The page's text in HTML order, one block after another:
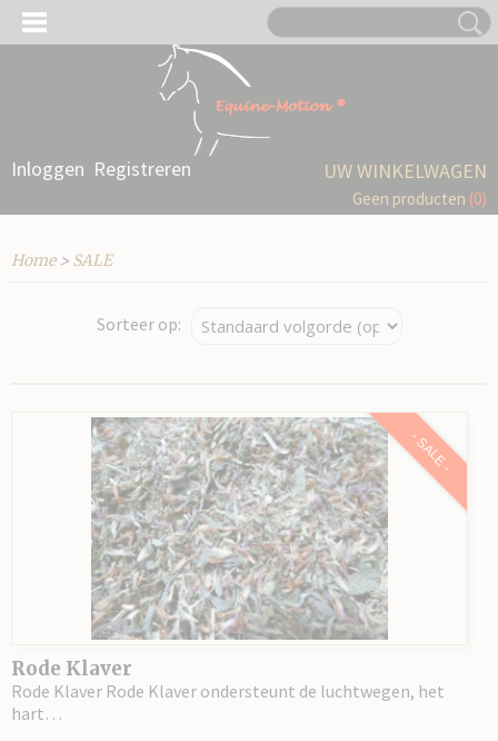
Inloggen Registreren UW WINKELWAGEN
Geen producten (0)
Home> SALE
Sorteer op:
- SALE -
Rode Klaver
Rode Klaver Rode Klaver ondersteunt de luchtwegen, het
hart…